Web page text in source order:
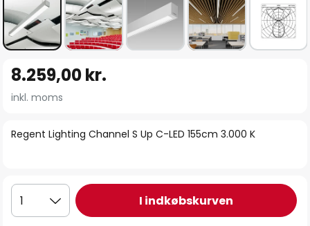
starten
billedgalleriet
Regent Lighting Channel S Up C-LED 155cm 3.000 K
8.259,00 kr.
inkl. moms
1 I indkøbskurven